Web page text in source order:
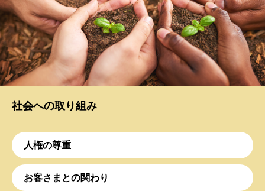
社会への取り組み
人権の尊重
お客さまとの関わり